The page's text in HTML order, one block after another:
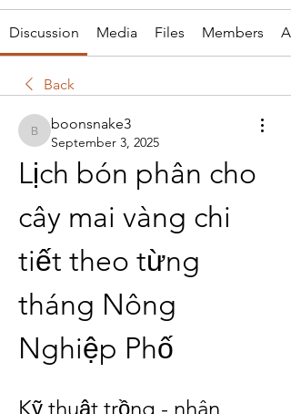
Discussion Media Files Members
Back
boonsnake3
boonsnake3
September 3, 2025
Lịch bón phân cho
cây mai vàng chi
tiết theo từng
tháng Nông
Nghiệp Phố
Kỹ thuật trồng - nhân